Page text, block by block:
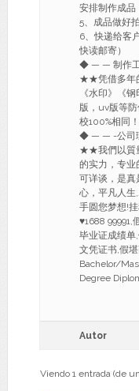
安排制作成品
5、成品做好
6、快递给客
快读邮寄）
◆ — — 制作
★★凭借多年
《水印》《
版，uv版等
校100%相同
◆ — — -公司
★★我們以質
的实力，专业
可详谈，是真
心，平凡人生
手圆您梦想!
♥1688 99991,
毕业证成绩单
文凭证书,假
Bachelor/
Degree
Autor
Viendo 1 entrada (de